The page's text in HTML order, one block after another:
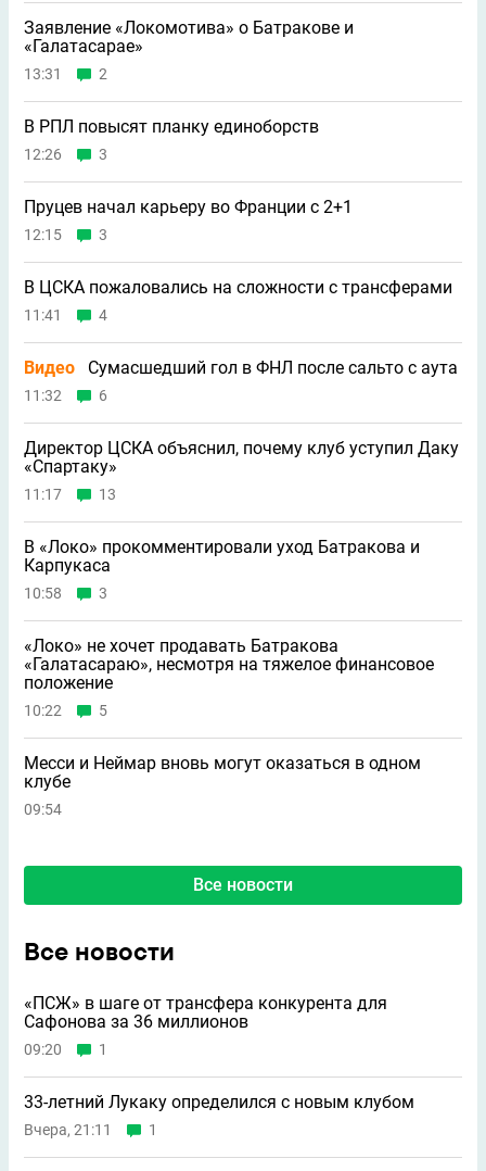
Заявление «Локомотива» о Батракове и
«Галатасарае»
13:31 2
В РПЛ повысят планку единоборств
12:26 3
Пруцев начал карьеру во Франции с 2+1
12:15 3
В ЦСКА пожаловались на сложности с трансферами
11:41 4
Видео Сумасшедший гол в ФНЛ после сальто с аута
11:32 6
Директор ЦСКА объяснил, почему клуб уступил Даку
«Спартаку»
11:17 13
В «Локо» прокомментировали уход Батракова и
Карпукаса
10:58 3
«Локо» не хочет продавать Батракова
«Галатасараю», несмотря на тяжелое финансовое
положение
10:22 5
Месси и Неймар вновь могут оказаться в одном
клубе
09:54
Все новости
Все новости
«ПСЖ» в шаге от трансфера конкурента для
Сафонова за 36 миллионов
09:20 1
33-летний Лукаку определился с новым клубом
Вчера, 21:11 1